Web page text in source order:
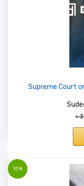
Supreme Court
৳
10%